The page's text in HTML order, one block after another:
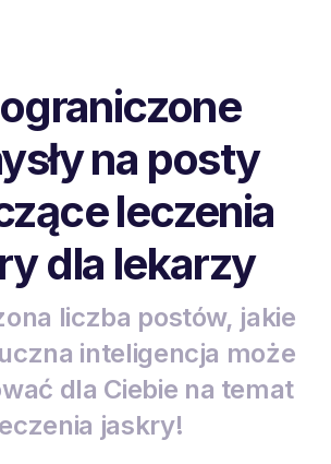
na posty
leczenia
dla lekarzy
liczba postów, jakie
inteligencja może
dla Ciebie na temat
jaskry!